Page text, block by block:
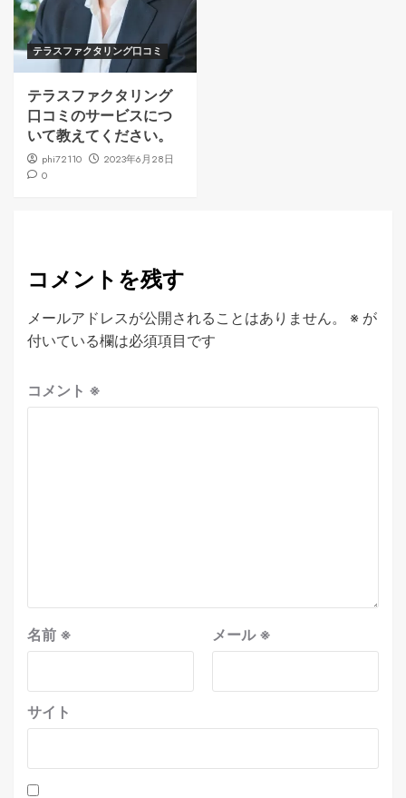
テラスファクタリング口コミ
テラスファクタリング
口コミのサービスにつ
いて教えてください。
phi72110
2023年6月28日
0
コメントを残す
メールアドレスが公開されることはありません。 ※ が
付いている欄は必須項目です
コメント ※
名前 ※ メール※
サイト